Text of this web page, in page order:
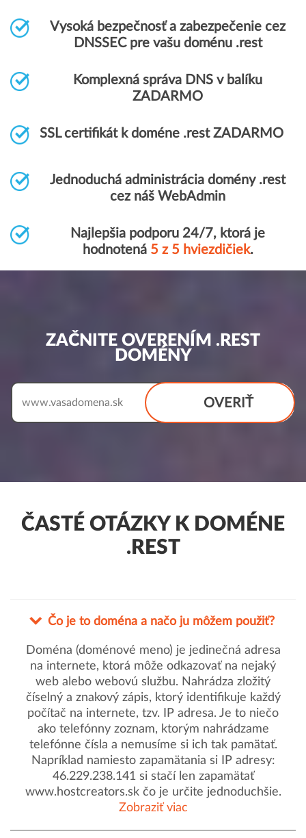
Vysoká bezpečnosť a zabezpečenie cez
DNSSEC pre vašu doménu .rest
Komplexná správa DNS v balíku
ZADARMO
SSL certifikát k doméne .rest ZADARMO
Jednoduchá administrácia domény .rest
cez náš WebAdmin
Najlepšia podporu 24/7, ktorá je
hodnotená 5 z 5 hviezdičiek.
ZAČNITE OVERENÍM .REST
DOMÉNY
OVERIŤ
www.
ČASTÉ OTÁZKY K DOMÉNE
.REST
Čo je to doména a načo ju môžem použiť?
Doména (doménové meno) je jedinečná adresa
na internete, ktorá môže odkazovať na nejaký
web alebo webovú službu. Nahrádza zložitý
číselný a znakový zápis, ktorý identifikuje každý
počítač na internete, tzv. IP adresa. Je to niečo
ako telefónny zoznam, ktorým nahrádzame
telefónne čísla a nemusíme si ich tak pamätať.
Napríklad namiesto zapamätania si IP adresy:
46.229.238.141 si stačí len zapamätať
www.hostcreators.sk čo je určite jednoduchšie.
Zobraziť viac